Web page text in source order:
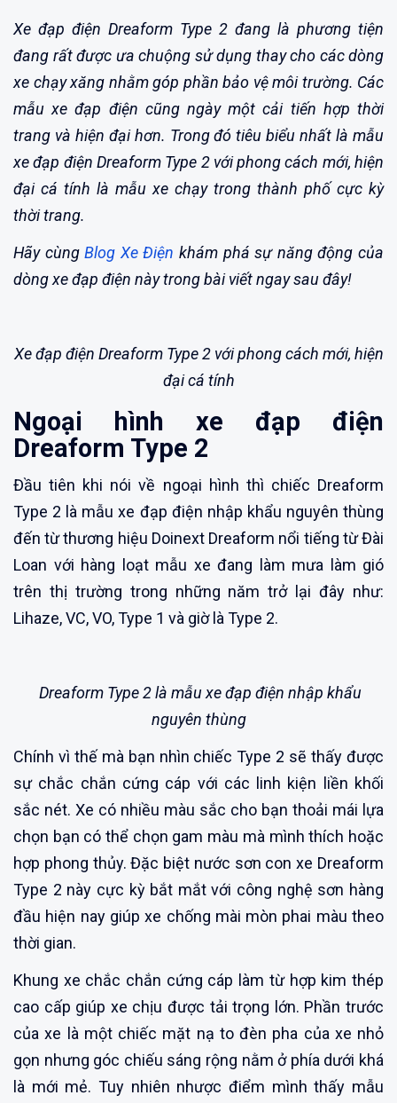
Xe đạp điện Dreaform Type 2 đang là phương tiện
đang rất được ưa chuộng sử dụng thay cho các dòng
xe chạy xăng nhằm góp phần bảo vệ môi trường. Các
mẫu xe đạp điện cũng ngày một cải tiến hợp thời
trang và hiện đại hơn. Trong đó tiêu biểu nhất là mẫu
xe đạp điện Dreaform Type 2 với phong cách mới, hiện
đại cá tính là mẫu xe chạy trong thành phố cực kỳ
thời trang.
Hãy cùngBlog Xe Điện khám phá sự năng động của
dòng xe đạp điện này trong bài viết ngay sau đây!
Xe đạp điện Dreaform Type 2 với phong cách mới, hiện
đại cá tính
Ngoại hình xe đạp điện
Dreaform Type 2
Đầu tiên khi nói về ngoại hình thì chiếc Dreaform
Type 2 là mẫu xe đạp điện nhập khẩu nguyên thùng
đến từ thương hiệu Doinext Dreaform nổi tiếng từ Đài
Loan với hàng loạt mẫu xe đang làm mưa làm gió
trên thị trường trong những năm trở lại đây như:
Lihaze, VC, VO, Type 1 và giờ là Type 2.
Dreaform Type 2 là mẫu xe đạp điện nhập khẩu
nguyên thùng
Chính vì thế mà bạn nhìn chiếc Type 2 sẽ thấy được
sự chắc chắn cứng cáp với các linh kiện liền khối
sắc nét. Xe có nhiều màu sắc cho bạn thoải mái lựa
chọn bạn có thể chọn gam màu mà mình thích hoặc
hợp phong thủy. Đặc biệt nước sơn con xe Dreaform
Type 2 này cực kỳ bắt mắt với công nghệ sơn hàng
đầu hiện nay giúp xe chống mài mòn phai màu theo
thời gian.
Khung xe chắc chắn cứng cáp làm từ hợp kim thép
cao cấp giúp xe chịu được tải trọng lớn. Phần trước
của xe là một chiếc mặt nạ to đèn pha của xe nhỏ
gọn nhưng góc chiếu sáng rộng nằm ở phía dưới khá
là mới mẻ. Tuy nhiên nhược điểm mình thấy mẫu